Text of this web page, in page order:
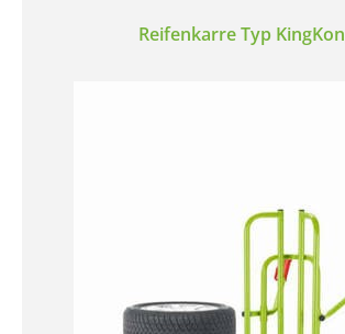
Reifenkarre Typ